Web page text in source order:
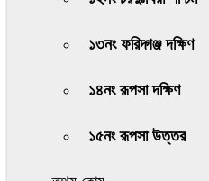
১৩নং ফরিদ্গঞ্জ দক্ষিণ
১৪নং রূপসা দক্ষিণ
১৫নং রূপসা উত্তর